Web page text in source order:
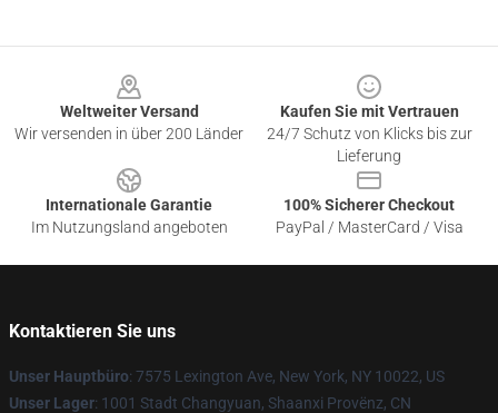
Weltweiter Versand
Wir versenden in über 200 Länder
Kaufen Sie mit Vertrauen
24/7 Schutz von Klicks bis zur
Lieferung
Internationale Garantie
Im Nutzungsland angeboten
100% Sicherer Checkout
PayPal / MasterCard / Visa
Kontaktieren Sie uns
Unser Hauptbüro: 7575 Lexington Ave, New York, NY 10022, US
Unser Lager: 1001 Stadt Changyuan, Shaanxi Provënz, CN